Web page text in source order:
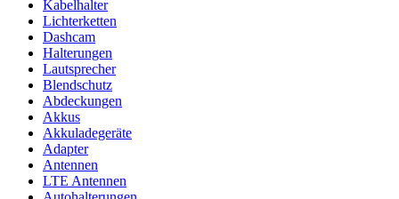
Kabelhalter
Lichterketten
Dashcam
Halterungen
Lautsprecher
Blendschutz
Abdeckungen
Akkus
Akkuladegeräte
Adapter
Antennen
LTE Antennen